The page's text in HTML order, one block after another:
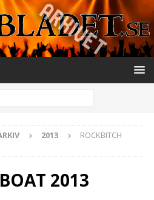
2013
ROCKBITCH
2013